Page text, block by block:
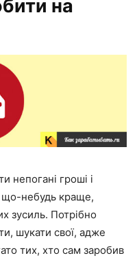
на
непогані гроші і
що-небудь краще,
зусиль. Потрібно
шукати свої, адже
тих, хто сам заробив